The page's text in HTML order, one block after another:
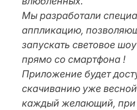
Мы разработали
аппликацию,
запускать световое
прямо со смартфона !
Приложение будет
скачиванию уже
каждый желающий, при